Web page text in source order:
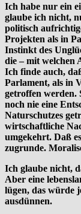
Ich habe nur ein
glaube ich nicht,
politisch
Projekten als in
Instinkt des
die – mit welchen
Ich finde auch,
Parlament, als in
getroffen werden.
noch nie eine
Naturschutzes
wirtschaftliche
umgekehrt. Daß
zugrunde.
Ich glaube nicht,
Aber eine
lügen, das würde
ausdünnen.